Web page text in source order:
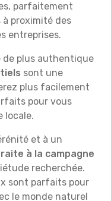
parfaitement
proximité des
entreprises.
de plus authentique
sont une
plus facilement
pour vous
locale.
et à un
à la campagne
recherchée.
sont parfaits pour
le monde naturel